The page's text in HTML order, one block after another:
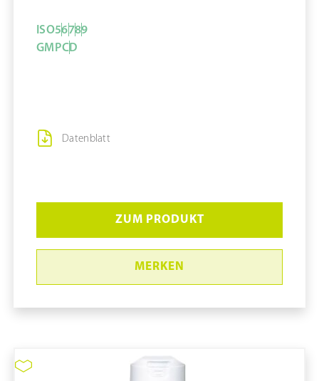
Datenblatt
ISO56789
GMPCD
ZUM PRODUKT
MERKEN
Sterillium #1066502